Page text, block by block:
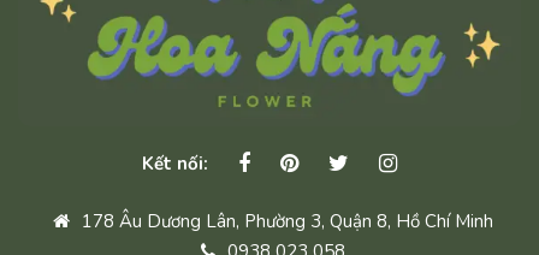
Kết nối:
178 Âu Dương Lân, Phường 3, Quận 8, Hồ Chí Minh